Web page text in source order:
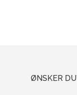
ØNSKER